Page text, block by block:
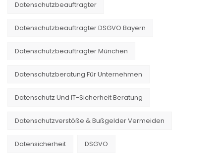
Datenschutzbeauftragter
Datenschutzbeauftragter DSGVO Bayern
Datenschutzbeauftragter München
Datenschutzberatung Für Unternehmen
Datenschutz Und IT-Sicherheit Beratung
Datenschutzverstöße & Bußgelder Vermeiden
Datensicherheit DSGVO